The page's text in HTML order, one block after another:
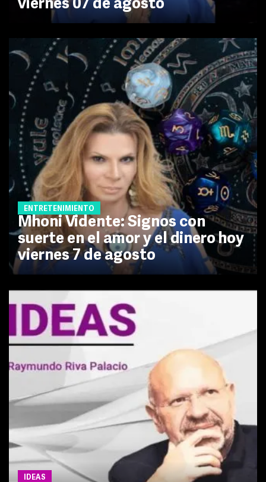
viernes 07 de agosto
ENTRETENIMIENTO
Mhoni Vidente: Signos con
suerte en el amor y el dinero hoy
viernes 7 de agosto
IDEAS